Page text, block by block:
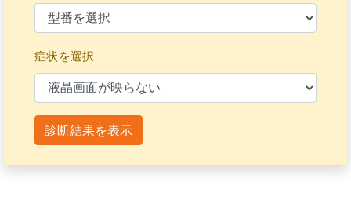
症状を選択
診断結果を表示